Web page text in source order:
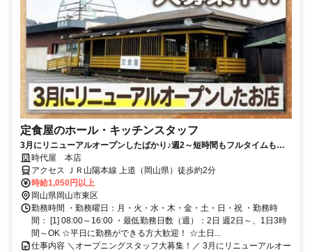
定食屋のホール・キッチンスタッフ
3月にリニューアルオープンしたばかり♪週2～短時間もフルタイムも歓
迎！WワークOK！
時代屋 本店
アクセス ＪＲ山陽本線 上道（岡山県）徒歩約2分
時給1,050円以上
岡山県岡山市東区
勤務時間 ・勤務曜日：月・火・水・木・金・土・日・祝 ・勤務時
間： [1] 08:00～16:00 ・最低勤務日数（週）：2日 週2日～、1日3時
間～OK ☆平日に勤務ができる方大歓迎！ ☆土日...
仕事内容 ＼オープニングスタッフ大募集！／ 3月にリニューアルオー